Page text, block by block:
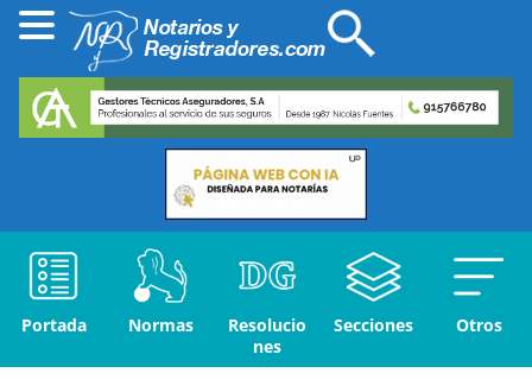
Portada Normas
Resolucio
nes
Secciones Otros